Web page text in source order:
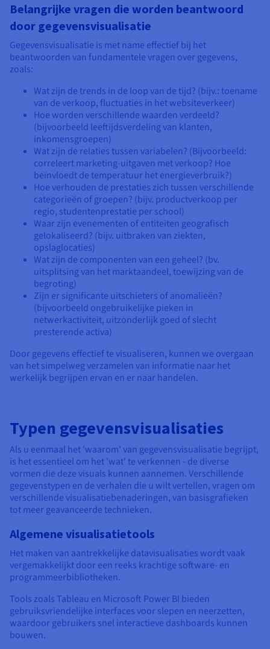
Belangrijke vragen die worden beantwoord
door gegevensvisualisatie
Gegevensvisualisatie is met name effectief bij het
beantwoorden van fundamentele vragen over gegevens,
zoals:
Wat zijn de trends in de loop van de tijd? (bijv.: toename
van de verkoop, fluctuaties in het websiteverkeer)
Hoe worden verschillende waarden verdeeld?
(bijvoorbeeld leeftijdsverdeling van klanten,
inkomensgroepen)
Wat zijn de relaties tussen variabelen? (Bijvoorbeeld:
correleert marketing-uitgaven met verkoop? Hoe
beïnvloedt de temperatuur het energieverbruik?)
Hoe verhouden de prestaties zich tussen verschillende
categorieën of groepen? (bijv. productverkoop per
regio, studentenprestatie per school)
Waar zijn evenementen of entiteiten geografisch
gelokaliseerd? (bijv. uitbraken van ziekten,
opslaglocaties)
Wat zijn de componenten van een geheel? (bv.
uitsplitsing van het marktaandeel, toewijzing van de
begroting)
Zijn er significante uitschieters of anomalieën?
(bijvoorbeeld ongebruikelijke pieken in
netwerkactiviteit, uitzonderlijk goed of slecht
presterende activa)
Door gegevens effectief te visualiseren, kunnen we overgaan
van het simpelweg verzamelen van informatie naar het
werkelijk begrijpen ervan en er naar handelen.
Typen gegevensvisualisaties
Als u eenmaal het 'waarom' van gegevensvisualisatie begrijpt,
is het essentieel om het 'wat' te verkennen - de diverse
vormen die deze visuals kunnen aannemen. Verschillende
gegevenstypen en de verhalen die u wilt vertellen, vragen om
verschillende visualisatiebenaderingen, van basisgrafieken
tot meer geavanceerde technieken.
Algemene visualisatietools
Het maken van aantrekkelijke datavisualisaties wordt vaak
vergemakkelijkt door een reeks krachtige software- en
programmeerbibliotheken.
Tools zoals Tableau en Microsoft Power BI bieden
gebruiksvriendelijke interfaces voor slepen en neerzetten,
waardoor gebruikers snel interactieve dashboards kunnen
bouwen.